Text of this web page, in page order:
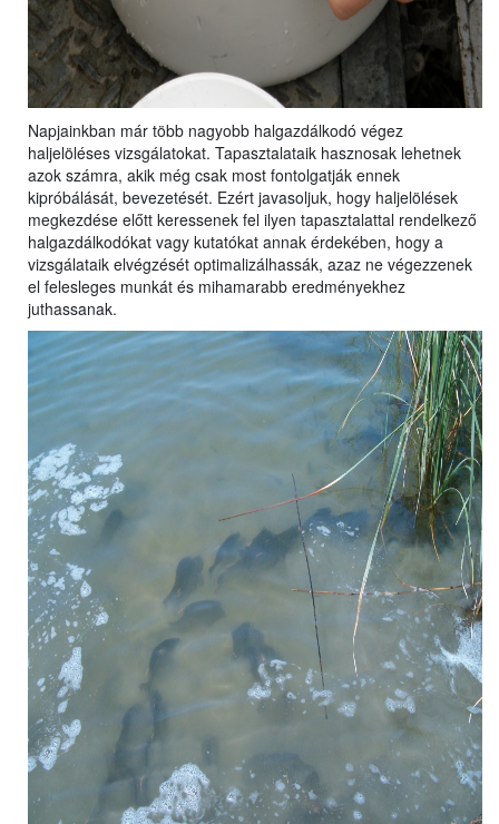
Napjainkban már több nagyobb halgazdálkodó végez
haljelöléses vizsgálatokat. Tapasztalataik hasznosak lehetnek
azok számra, akik még csak most fontolgatják ennek
kipróbálását, bevezetését. Ezért javasoljuk, hogy haljelölések
megkezdése előtt keressenek fel ilyen tapasztalattal rendelkező
halgazdálkodókat vagy kutatókat annak érdekében, hogy a
vizsgálataik elvégzését optimalizálhassák, azaz ne végezzenek
el felesleges munkát és mihamarabb eredményekhez
juthassanak.